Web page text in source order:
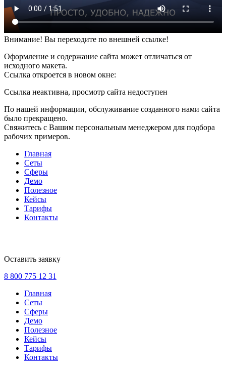
Внимание! Вы переходите по внешней ссылке!
Оформление и содержание сайта может отличаться от
исходного макета.
Ссылка откроется в новом окне:
Ссылка неактивна, просмотр сайта недоступен
По нашей информации, обслуживание созданного нами сайта
было прекращено.
Свяжитесь с Вашим персональным менеджером для подбора
рабочих примеров.
Главная
Сеты
Сферы
Демо
Полезное
Кейсы
Тарифы
Контакты
Оставить заявку
8 800 775 12 31
Главная
Сеты
Сферы
Демо
Полезное
Кейсы
Тарифы
Контакты